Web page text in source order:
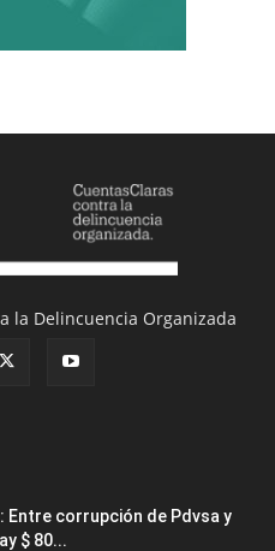
la Delincuencia Organizada
Entre corrupción de Pdvsa y
$ 80...